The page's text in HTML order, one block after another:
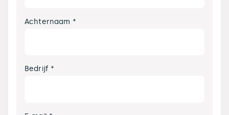
Achternaam *
Bedrijf *